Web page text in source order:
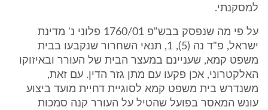
למסקנתי.
על פי מה שנפסק בבש"פ 1760/01 פלוני נ' מדינת
ישראל, פ"ד נה (5), 1, תנאי השחרור שנקבעו בבית
משפט קמא, שעניינם במעצר הבית של העורר ובאיזוקו
האלקטרוני, אכן פקעו עם מתן גזר הדין. עם זאת,
משנדרש בית משפט קמא לסוגיית דחיית מועד ביצוע
עונש המאסר בפועל שהטיל על העורר קנה סמכות